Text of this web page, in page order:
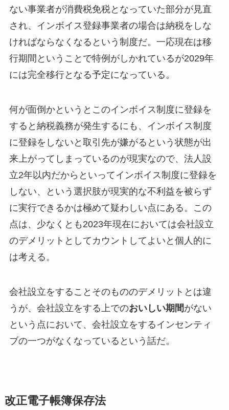
ない事業者が消費税免税となっていた部分が見直
され、インボイス登録事業者の場合は納税をしな
ければならなくなるという制度だ。一応現在は移
行期間ということで特例がしかれているが2029年
には完全移行となる予定になっている。
何が面倒かというとこのインボイス制度に登録を
すると納税義務が発生するにも、インボイス制度
に登録をしないと取引先が嫌がるという状態が出
来上がってしまっているのが現実なので、法人設
立2年以内だからといってインボイス制度に登録を
しない、という選択肢が現実的な不利益を被らず
に実行できるかは極めて疑わしい点にある。この
点は、少なくとも2023年現在においては会社設立
のデメリットとしてカウントしてよいと個人的に
は考える。
会社設立をすることそのもののデメリットとは違
うが、会社設立をする上でのおいしい期間がない
という点において、会社設立をするインセンティ
ブの一つがなくなっているという話だ。
改正電子帳簿保存法